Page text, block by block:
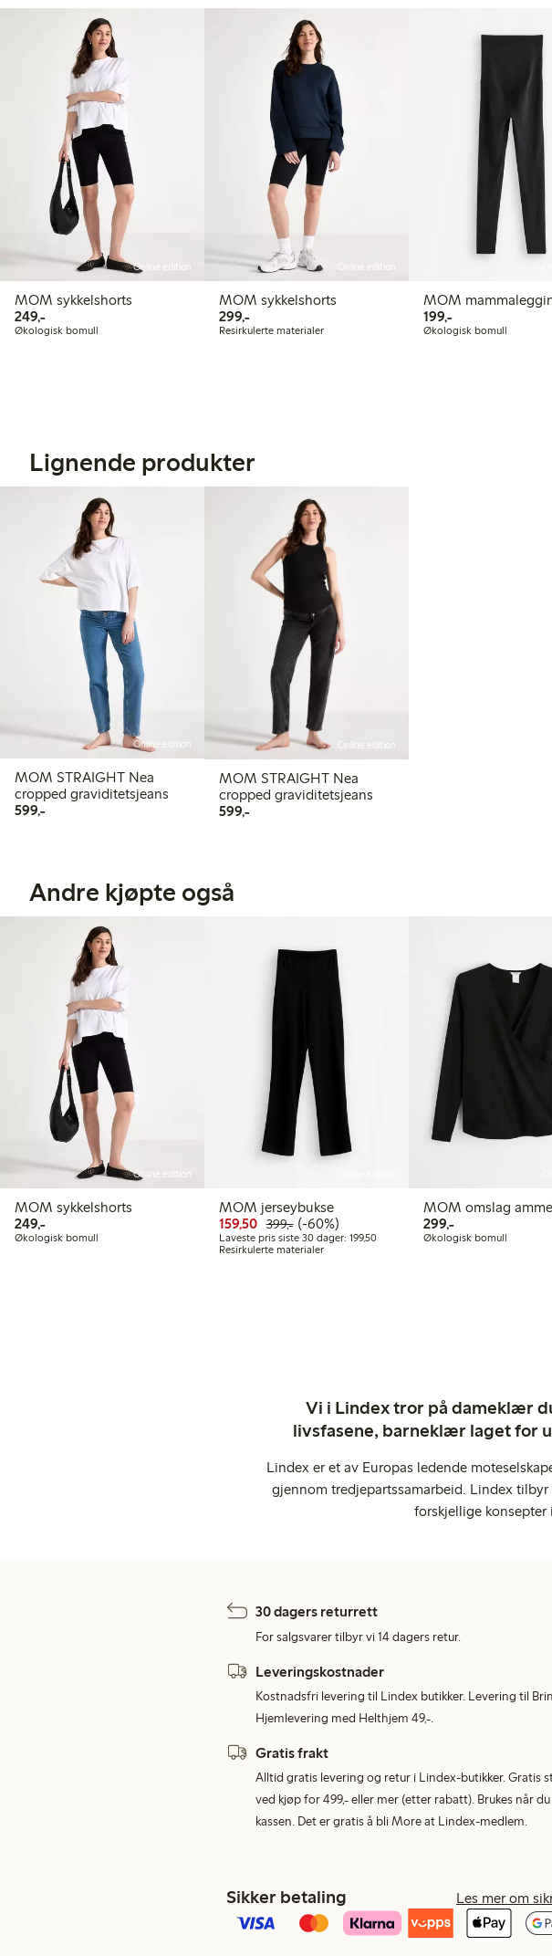
Online edition
MOM sykkelshorts
249,-249,00 kr
Økologisk bomull
Online edition
MOM sykkelshorts
299,-299,00 kr
Resirkulerte materialer
MOM
199,-199,00 kr
Økologisk bomull
Lignende produkter
Online edition
MOM STRAIGHT Nea
cropped graviditetsjeans
599,-599,00 kr
Online edition
MOM STRAIGHT Nea
cropped graviditetsjeans
599,-599,00 kr
Andre kjøpte også
Online edition
MOM sykkelshorts
249,-249,00 kr
Økologisk bomull
MOM jerseybukse
159,50 Rabattert pris: 159,50 kr
399,-Vanlig pris: 399,00 kr
60% rabatt
(-60%)
Laveste pris siste 30 dager: 199,50Laveste pris siste 30 dager: 199,50 kr
Resirkulerte materialer
MOM omslag
299,-299,00 kr
Økologisk bomull
Vi i Lindex tror på dameklær
livsfasene, barneklær laget for
Lindex er et av Europas ledende
gjennom tredjepartssamarbeid. Lindex
forskjellige konsepter
30 dagers returrett
For salgsvarer tilbyr vi 14 dagers retur.
Leveringskostnader
Kostnadsfri levering til Lindex butikker. Levering til
Hjemlevering med Helthjem 49,-.
Gratis frakt
Alltid gratis levering og retur i Lindex-butikker. Gratis
ved kjøp for 499,- eller mer (etter rabatt). Brukes når
kassen. Det er gratis å bli More at Lindex-medlem.
Sikker betaling Les mer om